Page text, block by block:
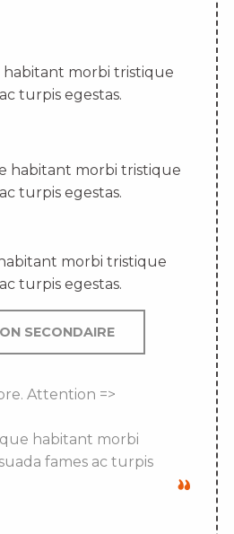
habitant morbi tristique
turpis egestas.
habitant morbi tristique
turpis egestas.
morbi tristique
turpis egestas.
SECONDAIRE
Attention =>
habitant morbi
fames ac turpis